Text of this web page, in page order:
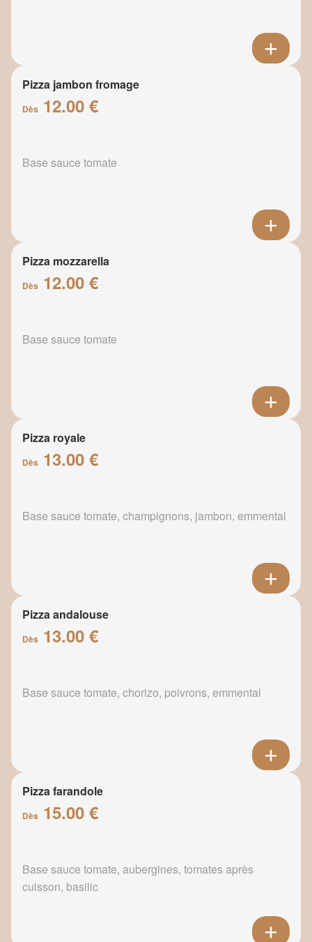
Pizza jambon fromage
Dès 12.00 €
Base sauce tomate
Pizza mozzarella
Dès 12.00 €
Base sauce tomate
Pizza royale
Dès 13.00 €
Base sauce tomate, champignons, jambon, emmental
Pizza andalouse
Dès 13.00 €
Base sauce tomate, chorizo, poivrons, emmental
Pizza farandole
Dès 15.00 €
Base sauce tomate, aubergines, tomates après
cuisson, basilic